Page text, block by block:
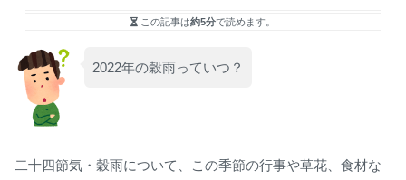
この記事は約5分で読めます。
2022年の穀雨っていつ？
二十四節気・穀雨について、この季節の行事や草花、食材な